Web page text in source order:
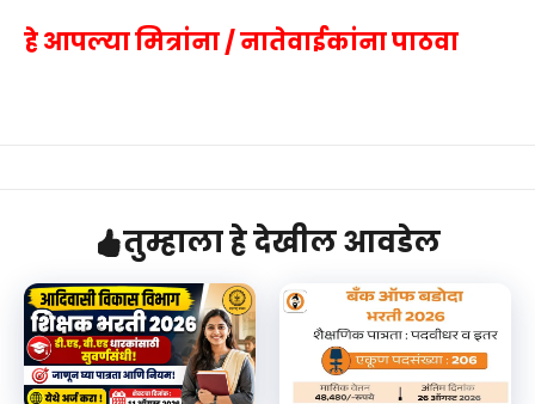
हे आपल्या मित्रांना / नातेवाईकांना पाठवा
तुम्हाला हे देखील आवडेल